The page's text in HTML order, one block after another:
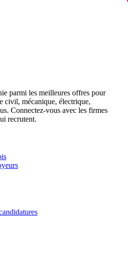
parmi les meilleures offres pour
civil, mécanique, électrique,
Connectez-vous avec les firmes
recrutent.